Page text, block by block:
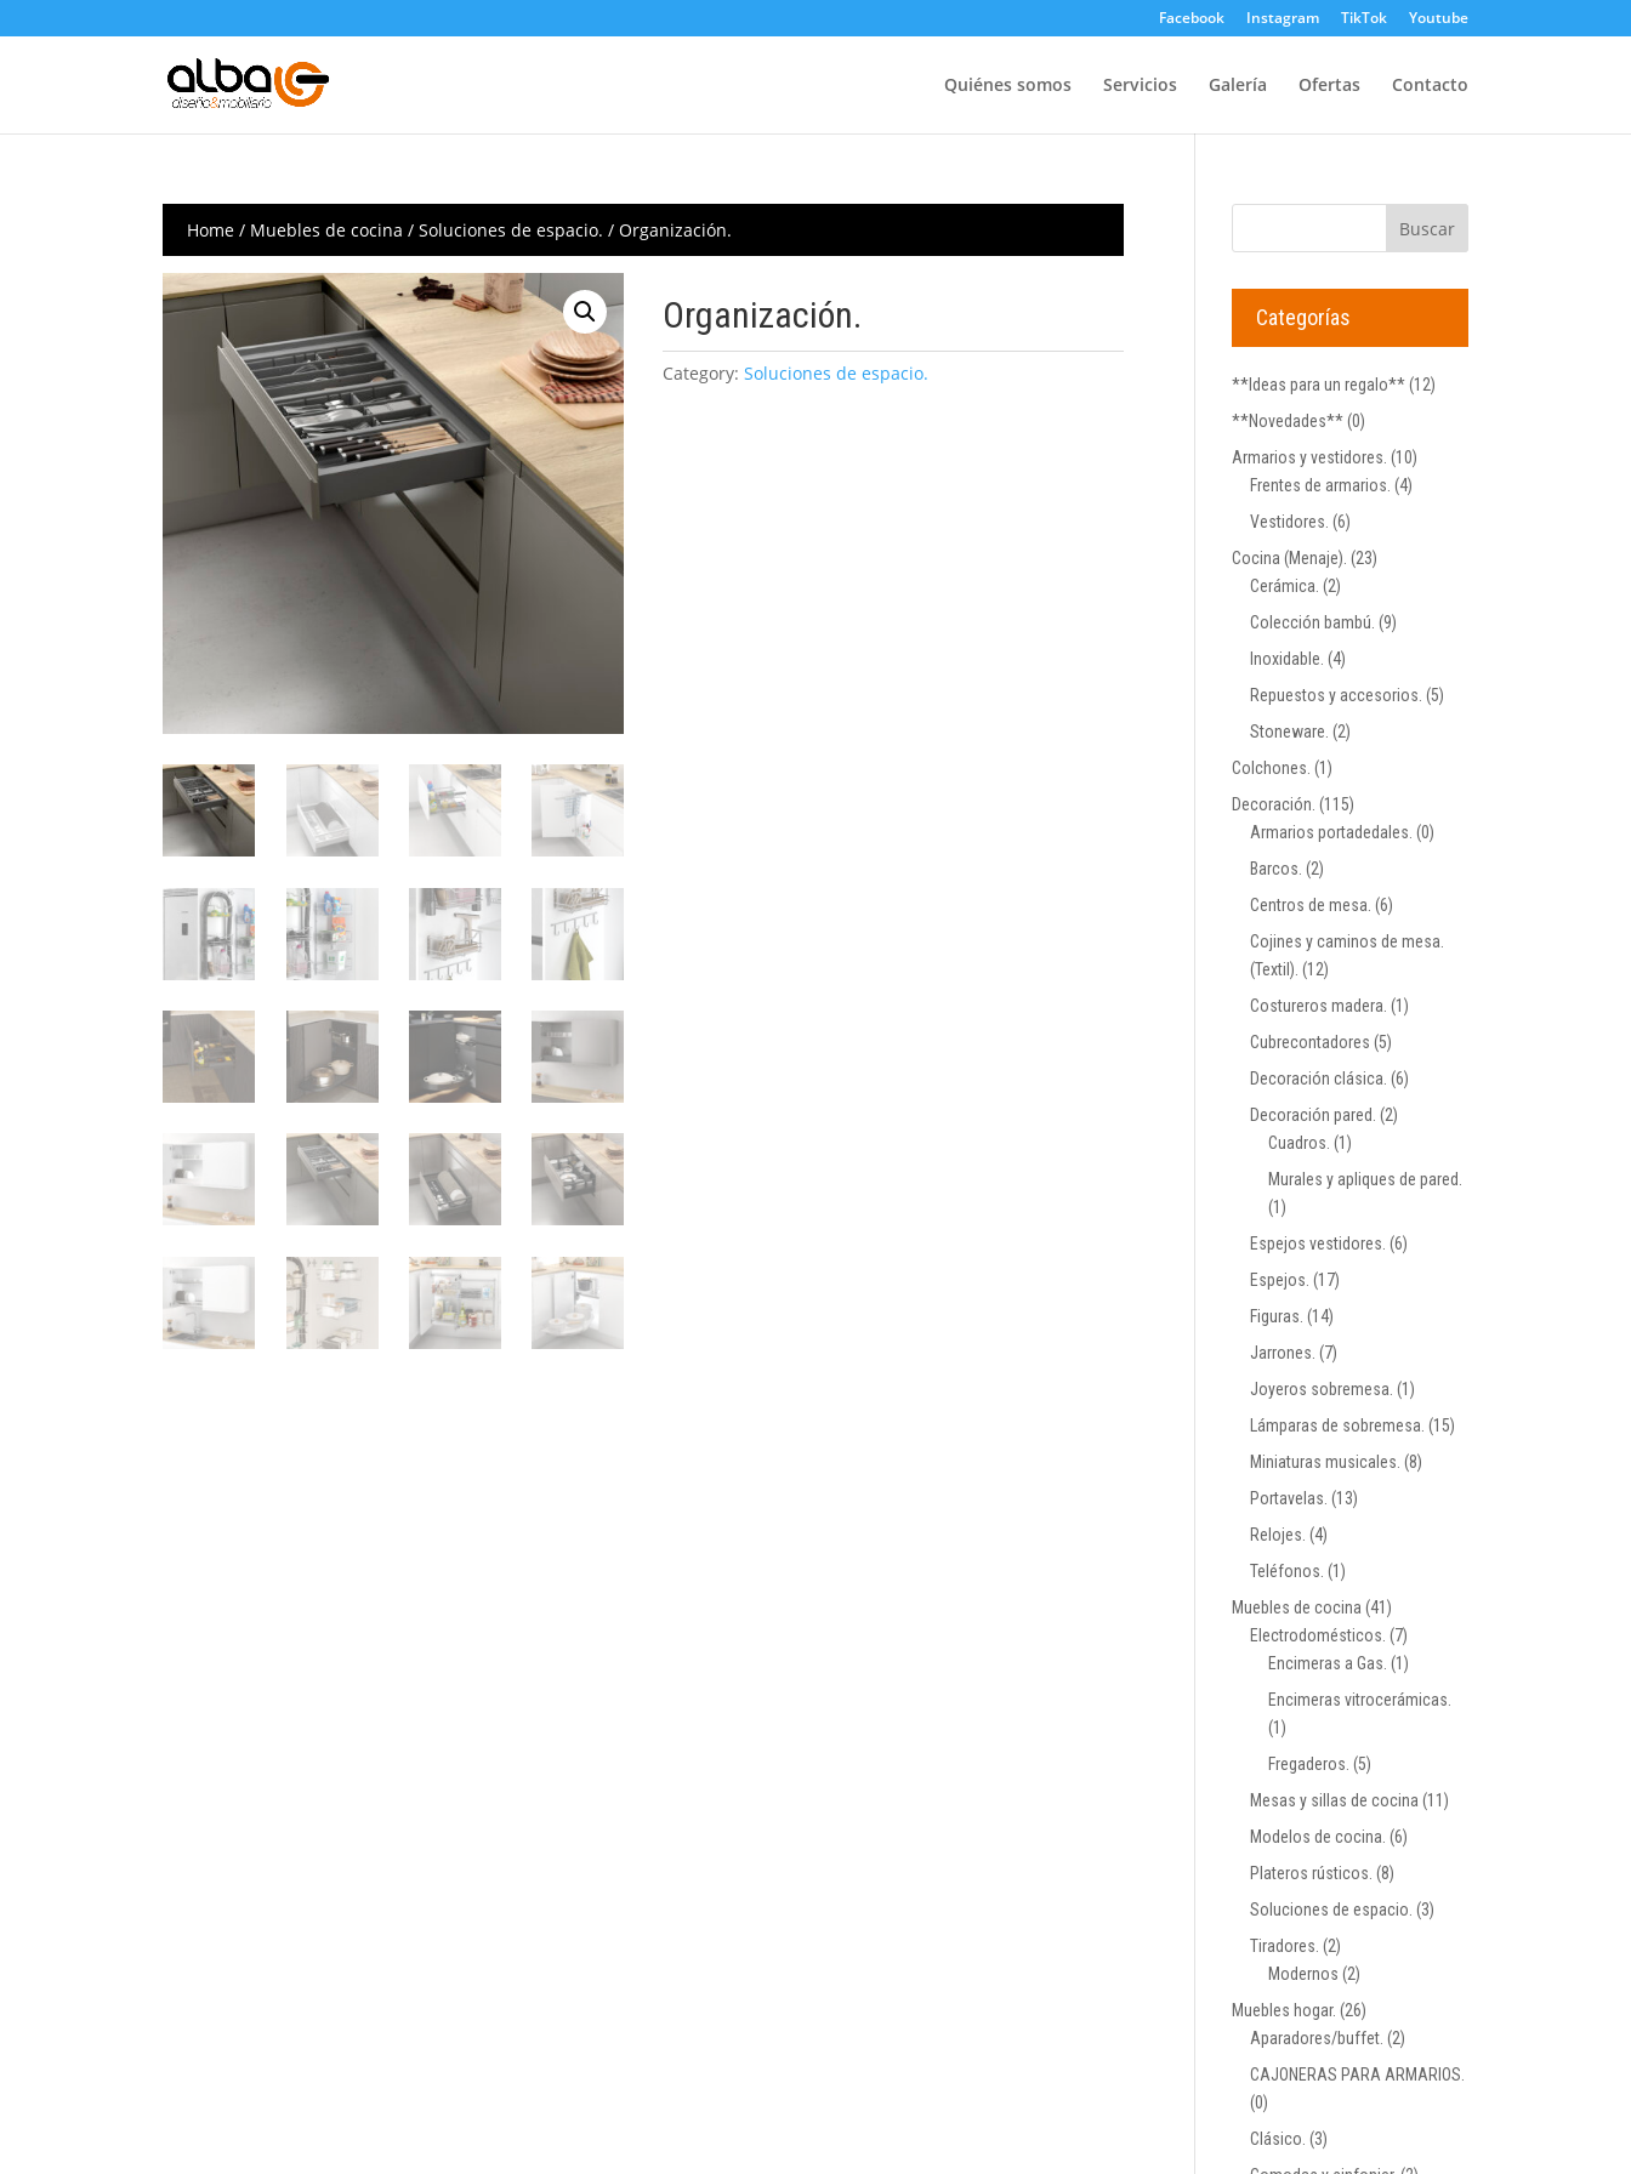
Facebook Instagram TikTok Youtube
Quiénes somos Servicios Galería Ofertas Contacto
Home / Muebles de cocina /Soluciones de espacio. / Organización.
Organización.
Category:Soluciones de espacio.
Categorías
**Ideas para un regalo**(12)
**Novedades**(0)
Armarios y vestidores. (10)
Frentes de armarios. (4)
Vestidores. (6)
Cocina (Menaje). (23)
Cerámica. (2)
Colección bambú. (9)
Inoxidable. (4)
Repuestos y accesorios. (5)
Stoneware. (2)
Colchones. (1)
Decoración. (115)
Armarios portadedales. (0)
Barcos. (2)
Centros de mesa. (6)
Cojines y caminos de mesa.
(Textil). (12)
Costureros madera. (1)
Cubrecontadores (5)
Decoración clásica. (6)
Decoración pared. (2)
Cuadros. (1)
Murales y apliques de pared.
(1)
Espejos vestidores. (6)
Espejos. (17)
Figuras. (14)
Jarrones. (7)
Joyeros sobremesa. (1)
Lámparas de sobremesa. (15)
Miniaturas musicales. (8)
Portavelas. (13)
Relojes. (4)
Teléfonos. (1)
Muebles de cocina (41)
Electrodomésticos. (7)
Encimeras a Gas. (1)
Encimeras vitrocerámicas.
(1)
Fregaderos. (5)
Mesas y sillas de cocina (11)
Modelos de cocina. (6)
Plateros rústicos. (8)
Soluciones de espacio. (3)
Tiradores. (2)
Modernos (2)
Muebles hogar. (26)
Aparadores/buffet. (2)
CAJONERAS PARA ARMARIOS.
(0)
Clásico. (3)